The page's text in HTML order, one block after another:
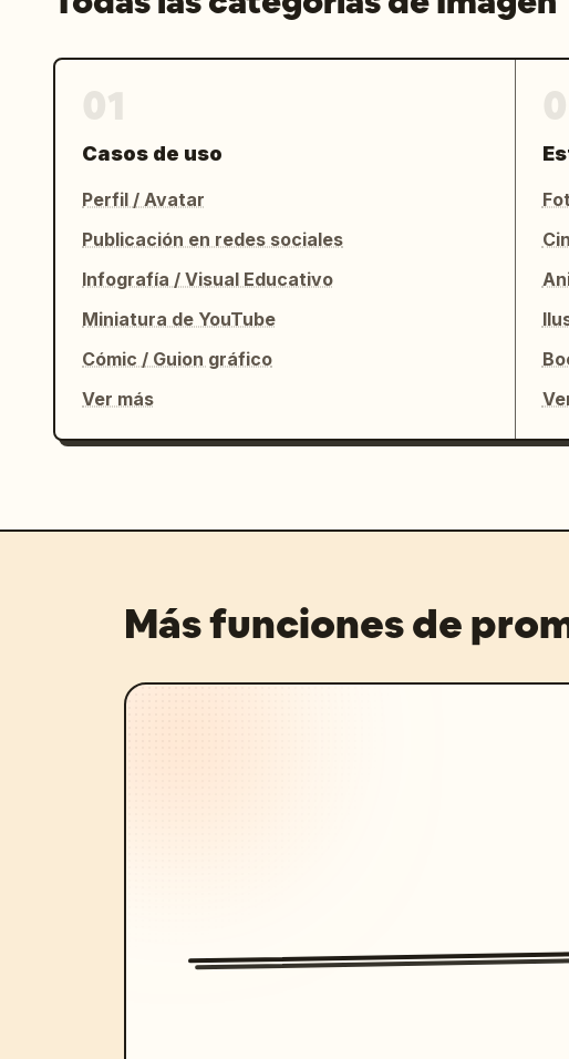
Casos de uso
Perfil / Avatar
Publicación en redes sociales
Infografía / Visual Educativo
Miniatura de YouTube
Cómic / Guion gráfico
Ver más
Más funciones de